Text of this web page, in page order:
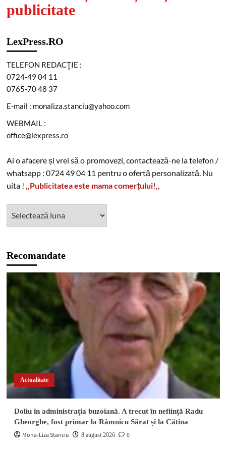
publicitate
LexPress.RO
TELEFON REDACŢIE :
0724-49 04 11
0765-70 48 37
E-mail : monaliza.stanciu@yahoo.com
WEBMAIL :
office@lexpress.ro
Ai o afacere și vrei să o promovezi, contactează-ne la telefon /
whatsapp : 0724 49 04 11 pentru o ofertă personalizată. Nu
uita !
,,Publicitatea este mama comerțului!,,
Recomandate
Actualitate
Doliu în administrația buzoiană. A trecut în neființă Radu
Gheorghe, fost primar la Râmnicu Sărat și la Cătina
Mona-Liza Stanciu 8 august 2026 0